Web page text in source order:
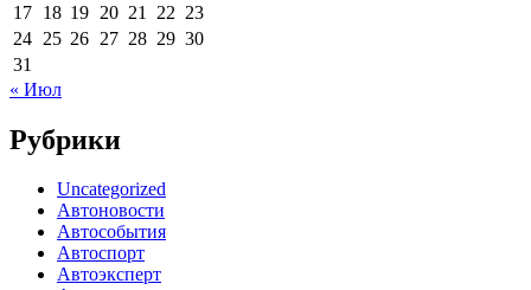
17 18 19 20 21 22 23
24 25 26 27 28 29 30
31
« Июл
Рубрики
Uncategorized
Автоновости
Автособытия
Автоспорт
Автоэксперт